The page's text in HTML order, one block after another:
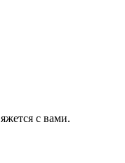
с вами.